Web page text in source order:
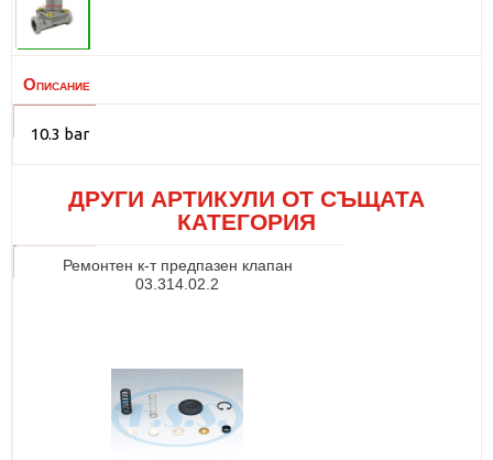
Описание
10.3 bar
ДРУГИ АРТИКУЛИ ОТ СЪЩАТА
КАТЕГОРИЯ
Ремонтен к-т предпазен клапан
03.314.02.2